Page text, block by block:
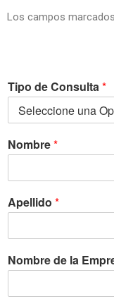
Los campos
Tipo de Consulta *
Nombre*
Apellido *
Nombre de la